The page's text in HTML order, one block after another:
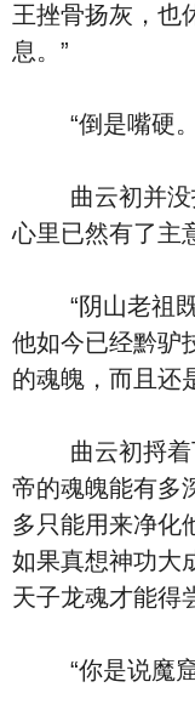
王挫骨扬灰，也
息。”
“倒是嘴硬
曲云初并没打
心里已然有了主
“阴山老祖既
他如今已经黔驴
的魂魄，而且还
曲云初捋着下
帝的魂魄能有多
多只能用来净化
如果真想神功大
天子龙魂才能得
“你是说魔窟